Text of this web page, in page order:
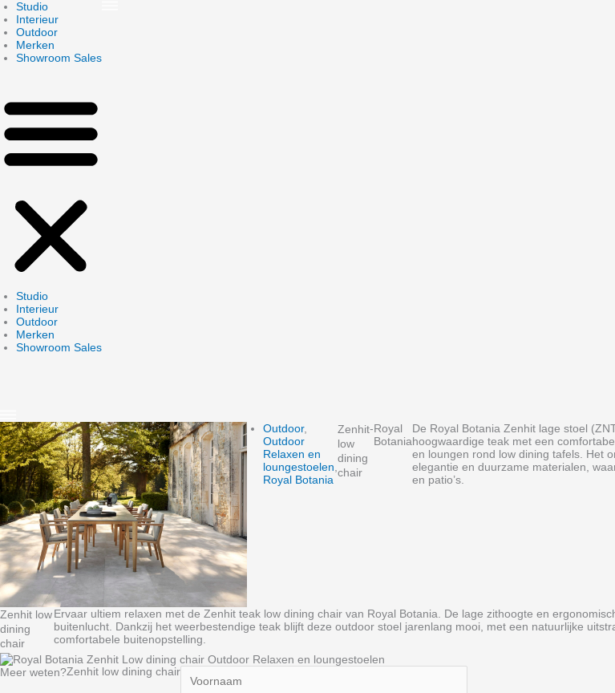
Skip
to
content
Studio
Interieur
Outdoor
Merken
Showroom Sales
Studio
Interieur
Outdoor
Merken
Showroom Sales
Outdoor,
Outdoor
Relaxen en
loungestoelen
Royal Botania
Zenhit
low
dining
chair
-Royal
Botania
De Royal Botania Zenhit lage stoel
hoogwaardige teak met een
en loungen rond low dining tafels. Het
elegantie en duurzame materialen,
en patio’s.
Zenhit low
dining
chair
Ervaar ultiem relaxen met de Zenhit teak low dining chair van Royal Botania. De lage zithoogte en
buitenlucht. Dankzij het weerbestendige teak blijft deze outdoor stoel jarenlang mooi, met een natuurlijke
comfortabele buitenopstelling.
Meer weten?Zenhit low dining chair